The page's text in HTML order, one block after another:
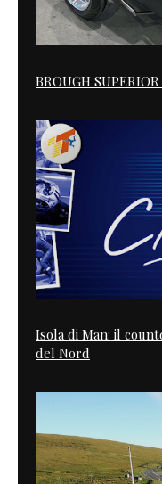
BROUGH
Isola di Man: il
del Nord